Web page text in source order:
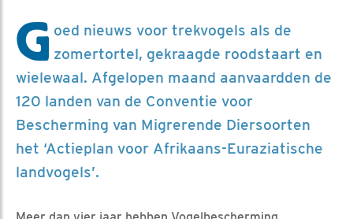
G oed nieuws voor trekvogels als de
zomertortel, gekraagde roodstaart en
wielewaal. Afgelopen maand aanvaardden de
120 landen van de Conventie voor
Bescherming van Migrerende Diersoorten
het ‘Actieplan voor Afrikaans-Euraziatische
landvogels’.